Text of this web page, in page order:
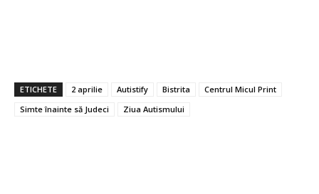
ETICHETE 2 aprilie Autistify Bistrita
Centrul Micul Print
Simte înainte să Judeci
Ziua Autismului